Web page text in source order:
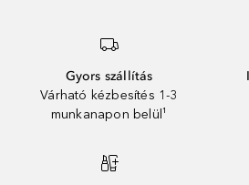
Gyors szállítás
Várható kézbesítés 1-3
munkanapon belül¹